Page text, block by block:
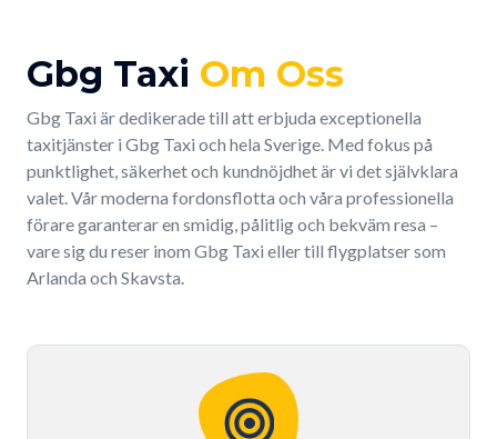
Gbg Taxi Om Oss
Gbg Taxi är dedikerade till att erbjuda exceptionella
taxitjänster i Gbg Taxi och hela Sverige. Med fokus på
punktlighet, säkerhet och kundnöjdhet är vi det självklara
valet. Vår moderna fordonsflotta och våra professionella
förare garanterar en smidig, pålitlig och bekväm resa –
vare sig du reser inom Gbg Taxi eller till flygplatser som
Arlanda och Skavsta.